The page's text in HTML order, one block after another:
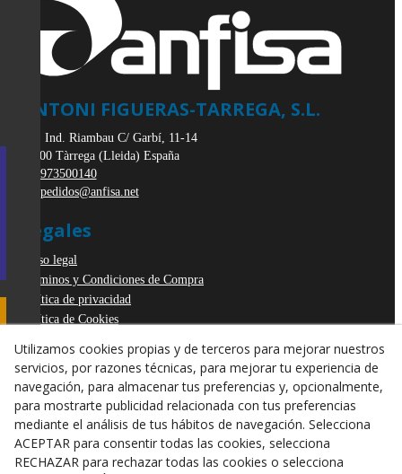
ANTONI FIGUERAS-TARREGA, S.L.
Pol. Ind. Riambau C/ Garbí, 11-14
25300 Tàrrega (Lleida) España
973500140
pedidos@anfisa.net
Legales
Aviso legal
Términos y Condiciones de Compra
Política de privacidad
Política de Cookies
Derecho de desistimiento
Utilizamos cookies propias y de terceros para mejorar nuestros
servicios, por razones técnicas, para mejorar tu experiencia de
navegación, para almacenar tus preferencias y, opcionalmente,
para mostrarte publicidad relacionada con tus preferencias
mediante el análisis de tus hábitos de navegación. Selecciona
ACEPTAR para consentir todas las cookies, selecciona
RECHAZAR para rechazar todas las cookies o selecciona